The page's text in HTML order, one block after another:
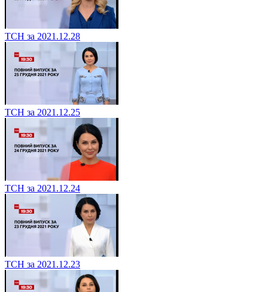
ТСН за 2021.12.28
ТСН за 2021.12.25
ТСН за 2021.12.24
ТСН за 2021.12.23